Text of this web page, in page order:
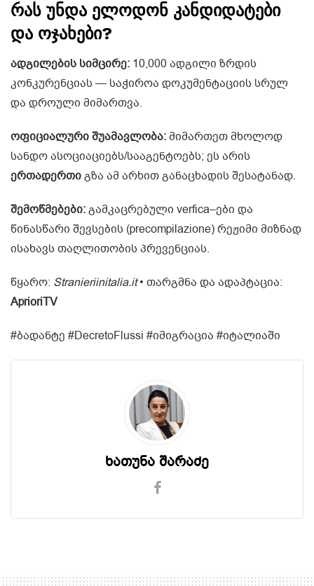
რას უნდა ელოდონ კანდიდატები
და ოჯახები?
ადგილების სიმცირე: 10,000 ადგილი ზრდის
კონკურენციას — საჭიროა დოკუმენტაციის სრულ
და დროული მიმართვა.
ოფიციალური შუამავლობა:მიმართეთ მხოლოდ
სანდო ასოციაციებს/სააგენტოებს; ეს არის
ერთადერთიგზა ამ არხით განაცხადის შესატანად.
შემოწმებები:გამკაცრებული verfica–ები და
წინასწარი შევსების (precompilazione) რეჟიმი მიზნად
ისახავს თაღლითობის პრევენციას.
წყარო: Stranieriinitalia.it• თარგმნა და ადაპტაცია:
AprioriTV
#ბადანტე #DecretoFlussi #იმიგრაცია #იტალიაში
ხათუნა შარაძე